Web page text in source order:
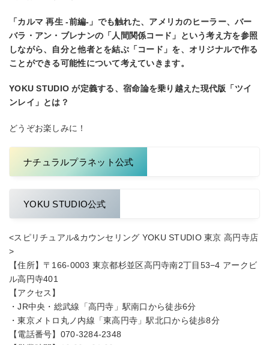
「カルマ 再⽣ -前編-」でも触れた、アメリカのヒーラー、バー
バラ・アン・ブレナンの「⼈間関係コード」という考え⽅を参照
しながら、⾃分と他者とを結ぶ「コード」を、オリジナルで作る
ことができる可能性について考えていきます。
YOKU STUDIO が定義する、宿命論を乗り越えた現代版「ツイ
ンレイ」とは？
どうぞお楽しみに！
ナチュラルプラネット公式
YOKU STUDIO公式
<スピリチュアル&カウンセリング YOKU STUDIO 東京 高円寺店
>
【住所】〒166-0003 東京都杉並区高円寺南2丁目53−4 アークビ
ル高円寺401
【アクセス】
・JR中央・総武線「高円寺」駅南口から徒歩6分
・東京メトロ丸ノ内線「東高円寺」駅北口から徒歩8分
【電話番号】070-3284-2348